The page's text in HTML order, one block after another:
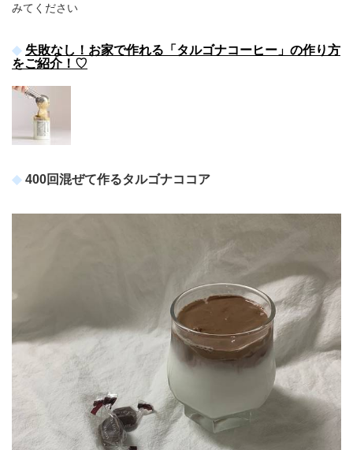
みてください
失敗なし！お家で作れる「タルゴナコーヒー」の作り方
をご紹介！♡
400回混ぜて作るタルゴナココア